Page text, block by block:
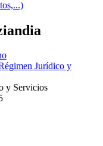
Jurídico y
y Servicios